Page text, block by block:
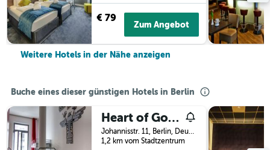
€ 79
Zum Angebot
Weitere Hotels in der Nähe anzeigen
Buche eines dieser günstigen Hotels in Berlin
Heart of Gold Hostel & Capsules Berlin
Johannisstr. 11, Berlin, Deutschland
1,2 km vom Stadtzentrum